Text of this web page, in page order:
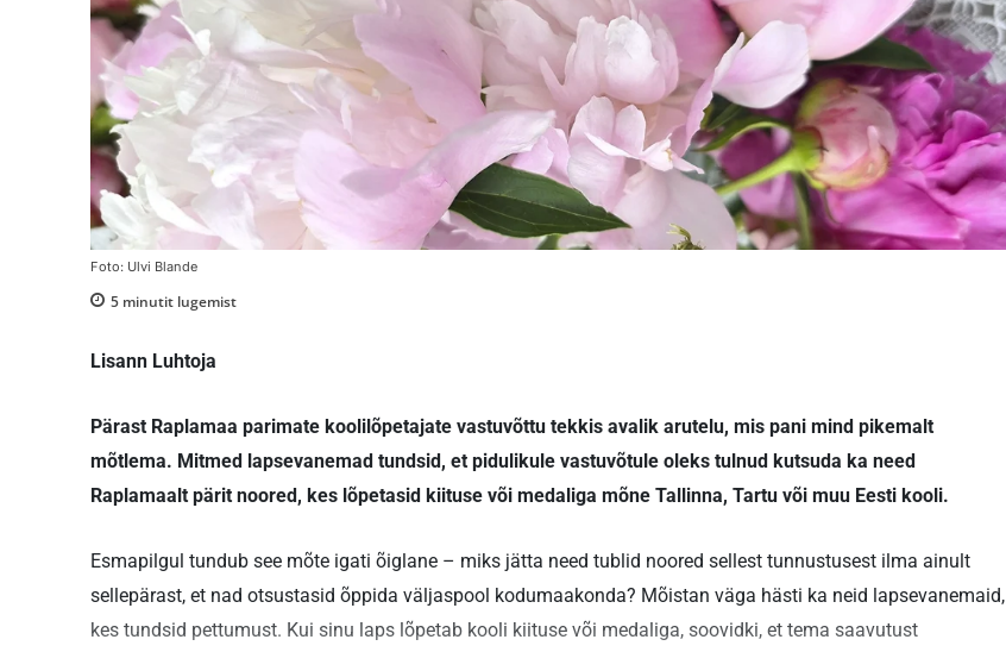
Foto: Ulvi Blande
5 minutit lugemist
Lisann Luhtoja
Pärast Raplamaa parimate koolilõpetajate vastuvõttu tekkis avalik arutelu, mis pani mind pikemalt
mõtlema. Mitmed lapsevanemad tundsid, et pidulikule vastuvõtule oleks tulnud kutsuda ka need
Raplamaalt pärit noored, kes lõpetasid kiituse või medaliga mõne Tallinna, Tartu või muu Eesti kooli.
Esmapilgul tundub see mõte igati õiglane – miks jätta need tublid noored sellest tunnustusest ilma ainult
sellepärast, et nad otsustasid õppida väljaspool kodumaakonda? Mõistan väga hästi ka neid lapsevanemaid,
kes tundsid pettumust. Kui sinu laps lõpetab kooli kiituse või medaliga, soovidki, et tema saavutust